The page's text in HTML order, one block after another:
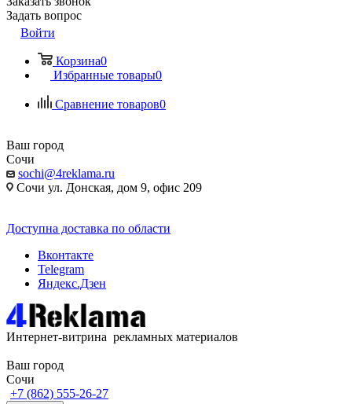
Задать вопрос
Войти
Корзина0
Избранные товары0
Сравнение товаров0
Ваш город
Сочи
sochi@4reklama.ru
Сочи ул. Донская, дом 9, офис 209
Доступна доставка по области
Вконтакте
Telegram
Яндекс.Дзен
Интернет-витрина рекламных материалов
Ваш город
Сочи
+7 (862) 555-26-27